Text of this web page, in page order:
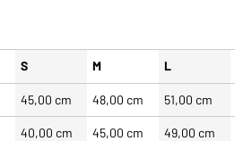
S M L
45,00 cm 48,00 cm 51,00 cm
40,00 cm 45,00 cm 49,00 cm